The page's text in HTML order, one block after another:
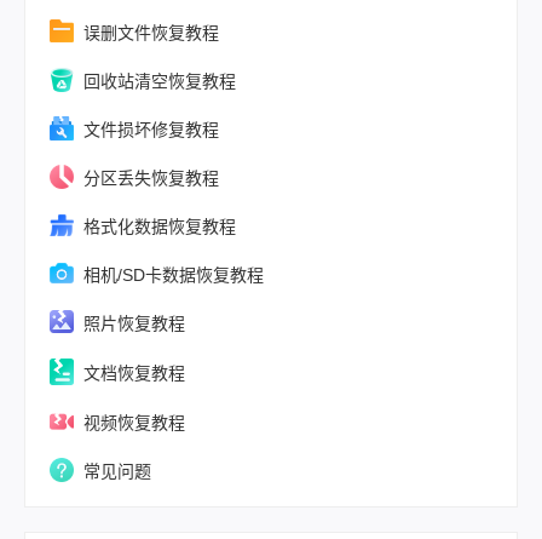
误删文件恢复教程
回收站清空恢复教程
文件损坏修复教程
分区丢失恢复教程
格式化数据恢复教程
相机/SD卡数据恢复教程
照片恢复教程
文档恢复教程
视频恢复教程
常见问题